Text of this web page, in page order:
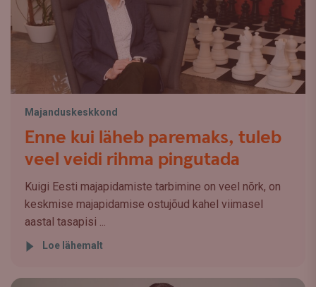
Majanduskeskkond
Enne kui läheb paremaks, tuleb
veel veidi rihma pingutada
Kuigi Eesti majapidamiste tarbimine on veel nõrk, on
keskmise majapidamise ostujõud kahel viimasel
aastal tasapisi ...
Loe lähemalt